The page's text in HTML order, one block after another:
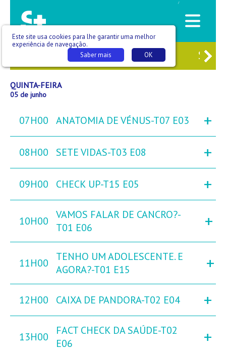
/
QUI05 SEX 06 SÁB
QUINTA-FEIRA
05 de junho
07H00 ANATOMIA DE VÉNUS-T07 E03 +
08H00 SETE VIDAS-T03 E08 +
09H00 CHECK UP-T15 E05 +
10H00
VAMOS FALAR DE CANCRO?-
T01 E06
+
11H00
TENHO UM ADOLESCENTE. E
AGORA?-T01 E15
+
12H00 CAIXA DE PANDORA-T02 E04 +
13H00
FACT CHECK DA SAÚDE-T02
E06
+
Este site usa cookies para lhe garantir uma melhor
experiência de navegação.
OK
Saber mais